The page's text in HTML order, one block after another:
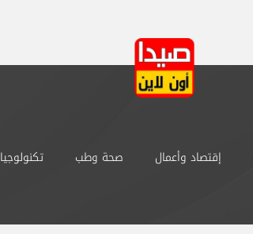
إقتصاد وأعمال صحة وطب تكنولوجيا